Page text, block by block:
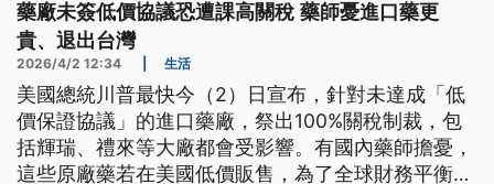
藥廠未簽低價協議恐遭課高關稅 藥師憂進口藥更
貴、退出台灣
2026/4/2 12:34 生活
美國總統川普最快今（2）日宣布，針對未達成「低
價保證協議」的進口藥廠，祭出100%關稅制裁，包
括輝瑞、禮來等大廠都會受影響。有國內藥師擔憂，
這些原廠藥若在美國低價販售，為了全球財務平衡，